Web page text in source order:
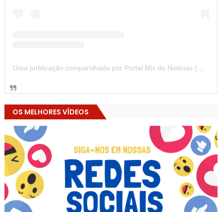
Uma publicação compartilhada por Portal Mix de Notícias (@portalmixdenoticias)
OS MELHORES VÍDEOS